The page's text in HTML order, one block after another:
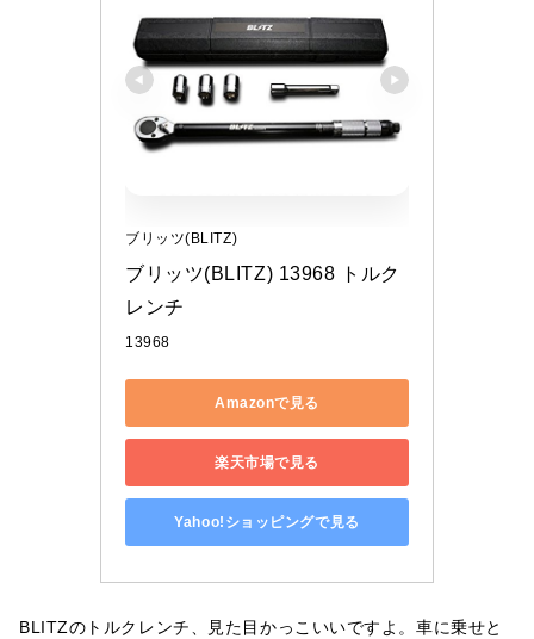
ブリッツ(BLITZ)
ブリッツ(BLITZ) 13968 トルク
レンチ
13968
Amazonで見る
楽天市場で見る
Yahoo!ショッピングで見る
BLITZのトルクレンチ、見た目かっこいいですよ。車に乗せと